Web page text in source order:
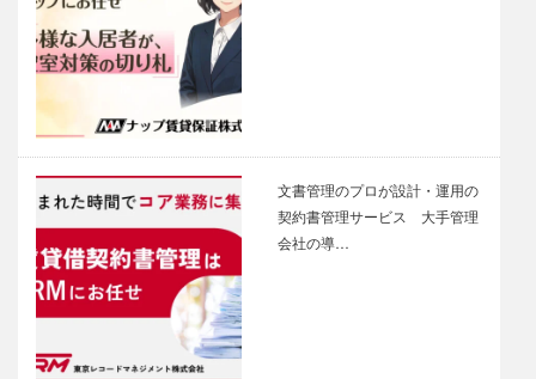
文書管理のプロが設計・運用の
契約書管理サービス 大手管理
会社の導…